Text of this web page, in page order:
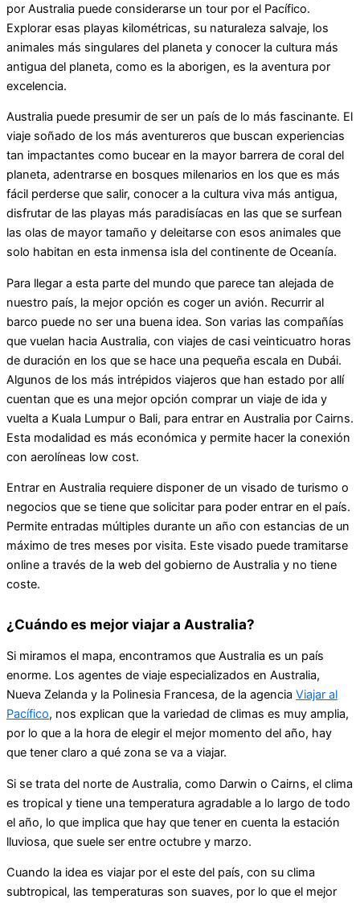
por Australia puede considerarse un tour por el Pacífico.
Explorar esas playas kilométricas, su naturaleza salvaje, los
animales más singulares del planeta y conocer la cultura más
antigua del planeta, como es la aborigen, es la aventura por
excelencia.
Australia puede presumir de ser un país de lo más fascinante. El
viaje soñado de los más aventureros que buscan experiencias
tan impactantes como bucear en la mayor barrera de coral del
planeta, adentrarse en bosques milenarios en los que es más
fácil perderse que salir, conocer a la cultura viva más antigua,
disfrutar de las playas más paradisíacas en las que se surfean
las olas de mayor tamaño y deleitarse con esos animales que
solo habitan en esta inmensa isla del continente de Oceanía.
Para llegar a esta parte del mundo que parece tan alejada de
nuestro país, la mejor opción es coger un avión. Recurrir al
barco puede no ser una buena idea. Son varias las compañías
que vuelan hacia Australia, con viajes de casi veinticuatro horas
de duración en los que se hace una pequeña escala en Dubái.
Algunos de los más intrépidos viajeros que han estado por allí
cuentan que es una mejor opción comprar un viaje de ida y
vuelta a Kuala Lumpur o Bali, para entrar en Australia por Cairns.
Esta modalidad es más económica y permite hacer la conexión
con aerolíneas low cost.
Entrar en Australia requiere disponer de un visado de turismo o
negocios que se tiene que solicitar para poder entrar en el país.
Permite entradas múltiples durante un año con estancias de un
máximo de tres meses por visita. Este visado puede tramitarse
online a través de la web del gobierno de Australia y no tiene
coste.
¿Cuándo es mejor viajar a Australia?
Si miramos el mapa, encontramos que Australia es un país
enorme. Los agentes de viaje especializados en Australia,
Nueva Zelanda y la Polinesia Francesa, de la agencia Viajar al
Pacífico, nos explican que la variedad de climas es muy amplia,
por lo que a la hora de elegir el mejor momento del año, hay
que tener claro a qué zona se va a viajar.
Si se trata del norte de Australia, como Darwin o Cairns, el clima
es tropical y tiene una temperatura agradable a lo largo de todo
el año, lo que implica que hay que tener en cuenta la estación
lluviosa, que suele ser entre octubre y marzo.
Cuando la idea es viajar por el este del país, con su clima
subtropical, las temperaturas son suaves, por lo que el mejor